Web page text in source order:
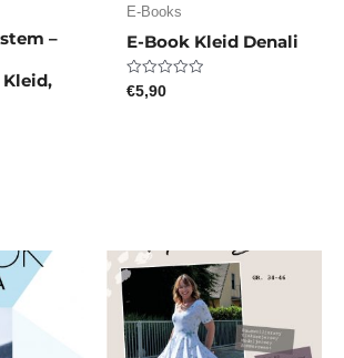
–
E-Books
E-Book Kleid Denali
Bewertet
mit
€5,90